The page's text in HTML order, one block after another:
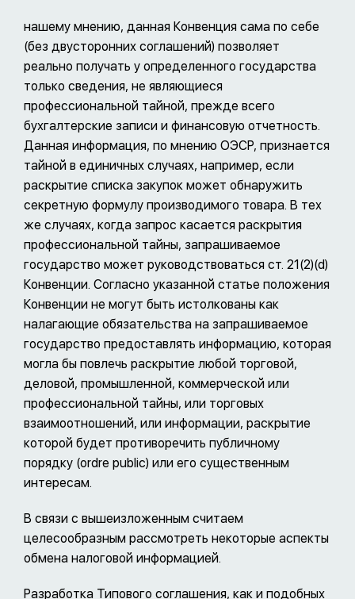
нашему мнению, данная Конвенция сама по себе
(без двусторонних соглашений) позволяет
реально получать у определенного государства
только сведения, не являющиеся
профессиональной тайной, прежде всего
бухгалтерские записи и финансовую отчетность.
Данная информация, по мнению ОЭСР, признается
тайной в единичных случаях, например, если
раскрытие списка закупок может обнаружить
секретную формулу производимого товара. В тех
же случаях, когда запрос касается раскрытия
профессиональной тайны, запрашиваемое
государство может руководствоваться ст. 21(2)(d)
Конвенции. Согласно указанной статье положения
Конвенции не могут быть истолкованы как
налагающие обязательства на запрашиваемое
государство предоставлять информацию, которая
могла бы повлечь раскрытие любой торговой,
деловой, промышленной, коммерческой или
профессиональной тайны, или торговых
взаимоотношений, или информации, раскрытие
которой будет противоречить публичному
порядку (ordre public) или его существенным
интересам.
В связи с вышеизложенным считаем
целесообразным рассмотреть некоторые аспекты
обмена налоговой информацией.
Разработка Типового соглашения, как и подобных